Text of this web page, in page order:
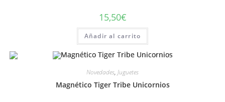
15,50€
Añadir al carrito
Novedades, Juguetes
Magnético Tiger Tribe Unicornios